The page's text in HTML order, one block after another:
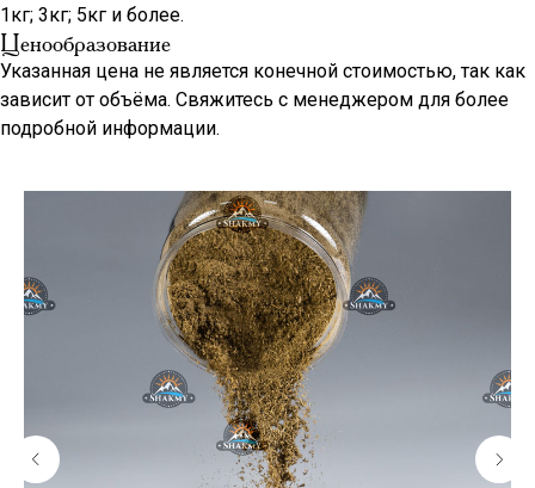
1кг; 3кг; 5кг и более.
Ценообразование
Указанная цена не является конечной стоимостью, так как
зависит от объёма. Свяжитесь с менеджером для более
подробной информации.